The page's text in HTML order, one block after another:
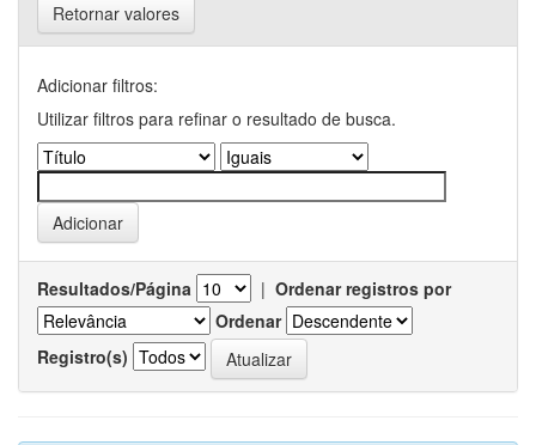
Retornar valores
Adicionar filtros:
Utilizar filtros para refinar o resultado de busca.
Resultados/Página | Ordenar registros por
Ordenar
Registro(s)